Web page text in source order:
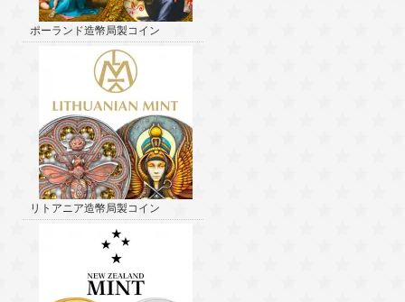
ポーランド造幣局製コイン
リトアニア造幣局製コイン